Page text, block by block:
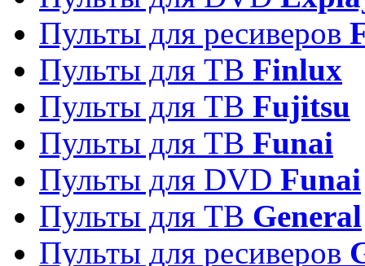
Пульты для ресиверов
Пульты для ТВ Finlux
Пульты для ТВ Fujitsu
Пульты для ТВ Funai
Пульты для DVD Funai
Пульты для ТВ General
Пульты для ресиверов